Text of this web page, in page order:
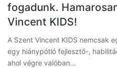
fogadunk.
Vincent KIDS!
A Szent Vincent KIDS nemcsak
egy hiánypótló fejlesztő-,
ahol végre valóban…